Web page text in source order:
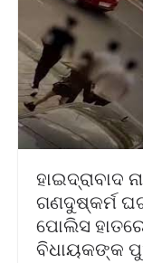
ହାଇଦ୍ରାବାଦ
ଗଣଦୁଷ୍କର୍ମ
ପୋଲିସ
ବିଧାୟକଙ୍କ